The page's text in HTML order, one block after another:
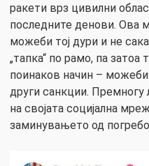
ракети врз цивилни
последните денови. Ова
можеби тој дури и не
„тапка“ по рамо, па
поинаков начин –
други санкции. Премногу
на својата социјална
заминувањето од